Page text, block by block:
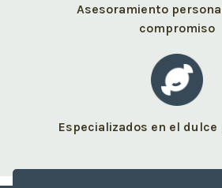
Asesoramiento
compromiso
Especializados en el